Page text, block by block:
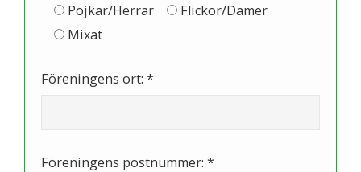
Pojkar/Herrar
Flickor/Damer
Mixat
Föreningens ort: *
Föreningens postnummer: *